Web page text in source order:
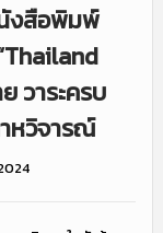
งสือพิมพ์
วาระครบ
หวิจารณ์